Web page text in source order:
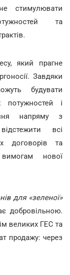
стимулювати
та
який прагне
Завдяки
будувати
потужностей і
напряму з
всі
договорів та
вимогам нової
для «зеленої»
добровільною.
великих ГЕС та
продажу: через